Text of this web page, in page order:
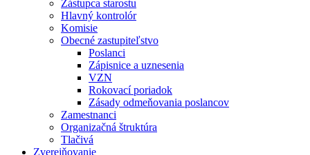
Zástupca starostu
Hlavný kontrolór
Komisie
Obecné zastupiteľstvo
Poslanci
Zápisnice a uznesenia
VZN
Rokovací poriadok
Zásady odmeňovania poslancov
Zamestnanci
Organizačná štruktúra
Tlačivá
Zverejňovanie